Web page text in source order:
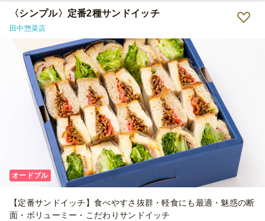
バラエティーも良く、高級感があり、特別感をかもせました。 暑い
ので心配しておりましたが、簡単に溶けてしまうこともなく、つつみ
を開けるのに手間取る場面もありましたが、食べやすさとしてもまあ
問題のない範囲でした。 スイーツでちょっと特別なおもてなしをし
たい、味が良いスイーツサンドが欲しい、という際にはとても良いと
思います！
〈シンプル〉定番2種サンドイッチ
田中惣菜店
オードブル
【定番サンドイッチ】食べやすさ抜群・軽食にも最適・魅惑の断
面・ボリューミー・こだわりサンドイッチ